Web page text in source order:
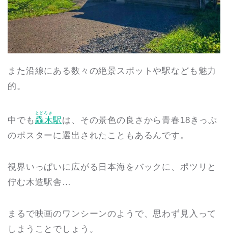
また沿線にある数々の絶景スポットや駅なども魅力
的。
中でも驫木
とどろき
駅は、その景色の良さから青春18きっぷ
のポスターに選出されたこともあるんです。
視界いっぱいに広がる日本海をバックに、ポツリと
佇む木造駅舎…
まるで映画のワンシーンのようで、思わず見入って
しまうことでしょう。